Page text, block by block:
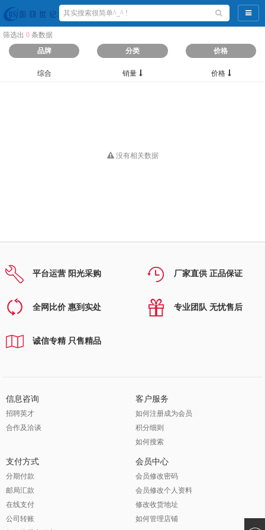
导航
筛选出 0 条数据
品牌
分类 价格
综合 销量 价格
没有相关数据
平台运营 阳光采购 厂家直供 正品保证
全网比价 惠到实处 专业团队 无忧售后
诚信专精 只售精品
信息咨询
招聘英才
合作及洽谈
客户服务
如何注册成为会员
积分细则
如何搜索
支付方式
分期付款
邮局汇款
在线支付
公司转账
会员中心
会员修改密码
会员修改个人资料
修改收货地址
如何管理店铺